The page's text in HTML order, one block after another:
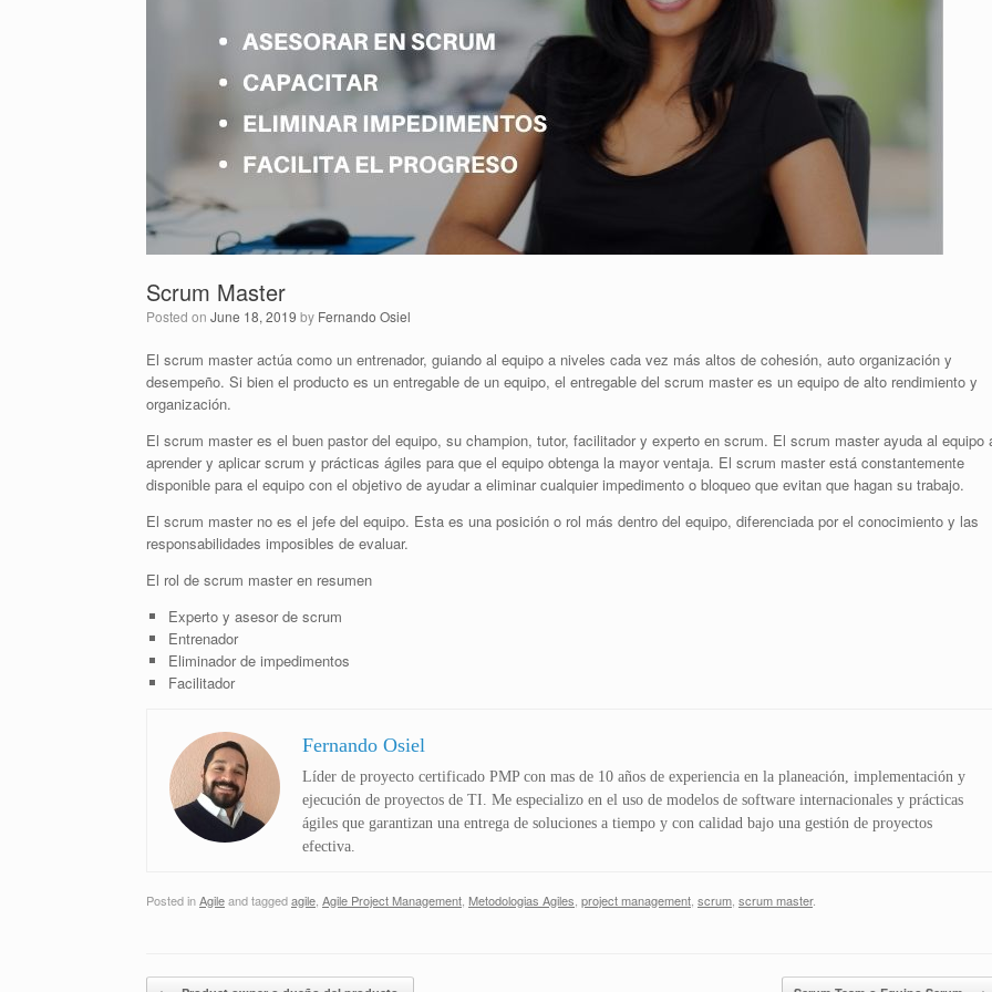
Scrum Master
Posted on June 18, 2019 by Fernando Osiel
El scrum master actúa como un entrenador, guiando al equipo a niveles cada vez más altos de cohesión, auto organización y
desempeño. Si bien el producto es un entregable de un equipo, el entregable del scrum master es un equipo de alto rendimiento y
organización.
El scrum master es el buen pastor del equipo, su champion, tutor, facilitador y experto en scrum. El scrum master ayuda al equipo
aprender y aplicar scrum y prácticas ágiles para que el equipo obtenga la mayor ventaja. El scrum master está constantemente
disponible para el equipo con el objetivo de ayudar a eliminar cualquier impedimento o bloqueo que evitan que hagan su trabajo.
El scrum master no es el jefe del equipo. Esta es una posición o rol más dentro del equipo, diferenciada por el conocimiento y las
responsabilidades imposibles de evaluar.
El rol de scrum master en resumen
Experto y asesor de scrum
Entrenador
Eliminador de impedimentos
Facilitador
Fernando Osiel
Líder de proyecto certificado PMP con mas de 10 años de experiencia en la planeación, implementación y
ejecución de proyectos de TI. Me especializo en el uso de modelos de software internacionales y prácticas
ágiles que garantizan una entrega de soluciones a tiempo y con calidad bajo una gestión de proyectos
efectiva.
Posted inAgileand taggedagile Agile Project Management Metodologias Agiles project management scrum scrum master.
Post navigation